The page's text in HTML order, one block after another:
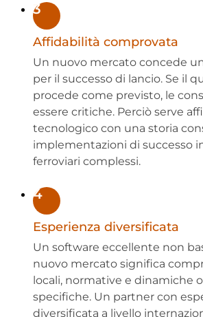
3
Affidabilità comprovata
Un nuovo mercato concede
per il successo di lancio. Se il
procede come previsto, le
essere critiche. Perciò serve
tecnologico con una storia
implementazioni di successo
ferroviari complessi.
4
Esperienza diversificata
Un software eccellente non
nuovo mercato significa
locali, normative e dinamiche
specifiche. Un partner con
diversificata a livello